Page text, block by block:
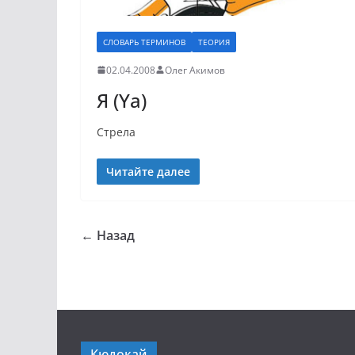
СЛОВАРЬ ТЕРМИНОВ ТЕОРИЯ
02.04.2008 Олег Акимов
Я (Ya)
Стрела
Читайте далее
← Назад